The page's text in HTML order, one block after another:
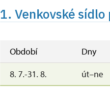
1. Venkovské
Období Dny
8. 7.-31. 8.
út–ne